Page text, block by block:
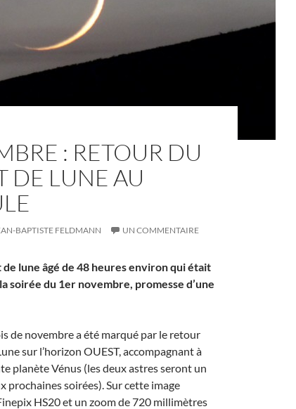
: RETOUR DU
DE LUNE AU
BAPTISTE FELDMANN UN COMMENTAIRE
de lune âgé de 48 heures environ qui était
soirée du 1er novembre, promesse d’une
de novembre a été marqué par le retour
sur l’horizon OUEST, accompagnant à
planète Vénus (les deux astres seront un
prochaines soirées). Sur cette image
HS20 et un zoom de 720 millimètres